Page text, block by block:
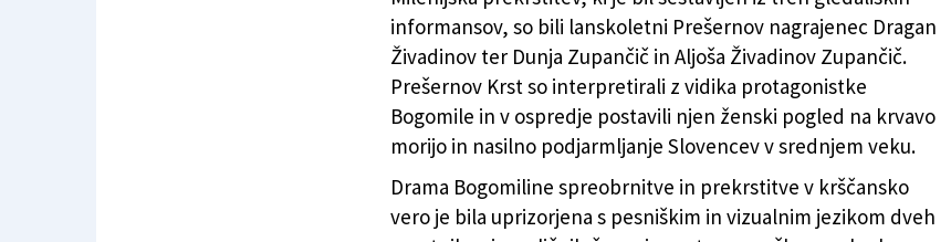
informansov, so bili lanskoletni Prešernov nagrajenec Dragan
Živadinov ter Dunja Zupančič in Aljoša Živadinov Zupančič.
Prešernov Krst so interpretirali z vidika protagonistke
Bogomile in v ospredje postavili njen ženski pogled na krvavo
morijo in nasilno podjarmljanje Slovencev v srednjem veku.
Drama Bogomiline spreobrnitve in prekrstitve v krščansko
vero je bila uprizorjena s pesniškim in vizualnim jezikom dveh